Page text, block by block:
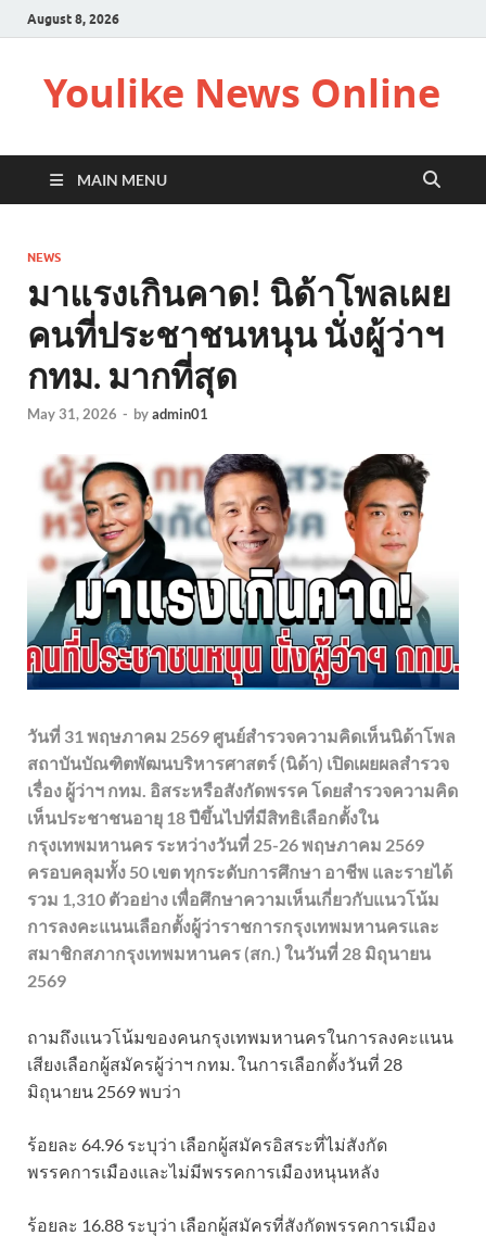
August 8, 2026
Youlike News Online
MAIN MENU
NEWS
มาแรงเกินคาด! นิด้าโพลเผย
คนที่ประชาชนหนุน นั่งผู้ว่าฯ
กทม. มากที่สุด
May 31, 2026 - byadmin01
วันที่ 31 พฤษภาคม 2569 ศูนย์สำรวจความคิดเห็นนิด้าโพล
สถาบันบัณฑิตพัฒนบริหารศาสตร์ (นิด้า) เปิดเผยผลสำรวจ
เรื่อง ผู้ว่าฯ กทม. อิสระหรือสังกัดพรรค โดยสำรวจความคิด
เห็นประชาชนอายุ 18 ปีขึ้นไปที่มีสิทธิเลือกตั้งใน
กรุงเทพมหานคร ระหว่างวันที่ 25-26 พฤษภาคม 2569
ครอบคลุมทั้ง 50 เขต ทุกระดับการศึกษา อาชีพ และรายได้
รวม 1,310 ตัวอย่าง เพื่อศึกษาความเห็นเกี่ยวกับแนวโน้ม
การลงคะแนนเลือกตั้งผู้ว่าราชการกรุงเทพมหานครและ
สมาชิกสภากรุงเทพมหานคร (สก.) ในวันที่ 28 มิถุนายน
2569
ถามถึงแนวโน้มของคนกรุงเทพมหานครในการลงคะแนน
เสียงเลือกผู้สมัครผู้ว่าฯ กทม. ในการเลือกตั้งวันที่ 28
มิถุนายน 2569 พบว่า
ร้อยละ 64.96 ระบุว่า เลือกผู้สมัครอิสระที่ไม่สังกัด
พรรคการเมืองและไม่มีพรรคการเมืองหนุนหลัง
ร้อยละ 16.88 ระบุว่า เลือกผู้สมัครที่สังกัดพรรคการเมือง